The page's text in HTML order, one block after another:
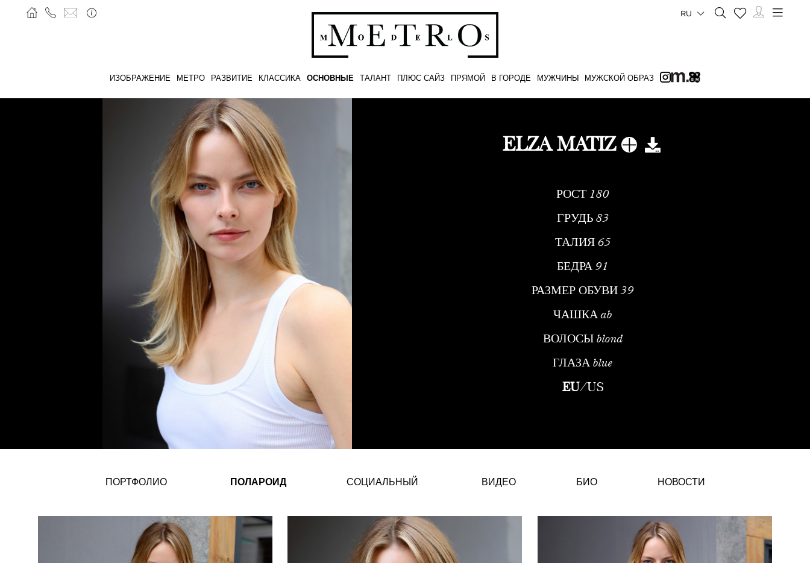
ИЗОБРАЖЕНИЕ МЕТРО РАЗВИТИЕ КЛАССИКА ОСНОВНЫЕ ТАЛАНТ ПЛЮС САЙЗ ПРЯМОЙ В ГОРОДЕ МУЖЧИНЫ МУЖСКОЙ ОБРАЗ
RU
ELZA MATIZ
РОСТ 180
ГРУДЬ 83
ТАЛИЯ 65
БЕДРА 91
РАЗМЕР ОБУВИ 39
ЧАШКА ab
ВОЛОСЫ blond
ГЛАЗА blue
EU/US
Элза Матиз – Нидерландская МодельОткрытие и Начало КарьерыЭлза Матиз —
ПОРТФОЛИО ПОЛАРОИД СОЦИАЛЬНЫЙ ВИДЕО БИО НОВОСТИ